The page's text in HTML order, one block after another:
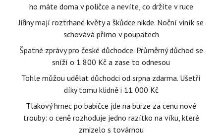
ho máte doma v poličce a nevíte, co držíte v ruce
Jiřiny mají roztrhané květy a škůdce nikde. Noční viník se
schovává přímo v poupatech
Špatné zprávy pro české důchodce. Průměrný důchod se
sníží o 1 800 Kč a zase to odnesou
Tohle můžou udělat důchodci od srpna zdarma. Ušetří
díky tomu klidně i 11 000 Kč
Tlakový hrnec po babičce jde na burze za cenu nové
trouby: o ceně rozhoduje jedno razítko na víku, které
zmizelo s továrnou